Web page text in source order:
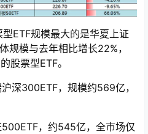
ETF规模最大的是华夏上证
规模与去年相比增长22%，
股票型ETF。
深300ETF，规模约569亿，
，约545亿，全市场仅